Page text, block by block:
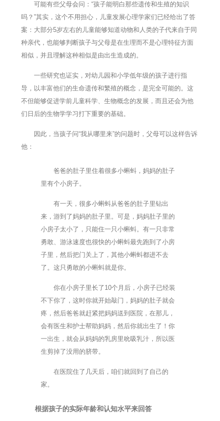
可能有些父母会问：“孩子能明白那些遗传和生殖的知识
吗？”其实，这个不用担心，儿童发展心理学家们已经给出了答
案：大部分5岁左右的儿童能够知道动物和人类的子代来自于同
种亲代，也能够判断孩子与父母是在生理而不是心理特征方面
相似，并且理解这种相似是由出生造成的。
一些研究也证实，对幼儿园和小学低年级的孩子进行指
导，以丰富他们的生命遗传和繁殖的概念，是完全可能的。这
不但能够促进学前儿童科学、生物概念的发展，而且还会为他
们日后的生物学学习打下重要的基础。
因此，当孩子问“我从哪里来”的问题时，父母可以这样告诉
他：
爸爸的肚子里住着很多小蝌蚪，妈妈的肚子
里有个小房子。
有一天，很多小蝌蚪从爸爸的肚子里钻出
来，游到了妈妈的肚子里。可是，妈妈肚子里的
小房子太小了，只能住一只小蝌蚪。有一只非常
勇敢、游泳速度也很快的小蝌蚪最先跑到了小房
子里，然后把门关上了，其他小蝌蚪都进不去
了。这只勇敢的小蝌蚪就是你。
你在小房子里长了10个月后，小房子已经装
不下你了，这时你就开始敲门，妈妈的肚子就会
疼，然后爸爸就赶紧把妈妈送到医院，在那儿，
会有医生和护士帮助妈妈，然后你就出生了！你
一出生，就会从妈妈的乳房里吮吸乳汁，所以医
生剪掉了没用的脐带。
在医院住了几天后，咱们就回到了自己的
家。
根据孩子的实际年龄和认知水平来回答